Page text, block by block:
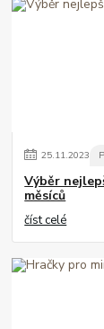
25.11.2023
Výběr
měsíců
číst celé